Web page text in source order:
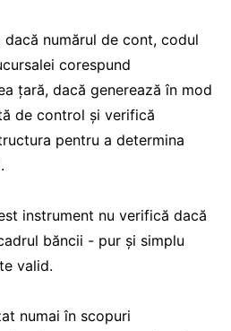
numărul de cont, codul
corespund
țară, dacă generează în mod
de control și verifică
pentru a determina
instrument nu verifică dacă
băncii - pur și simplu
valid.
numai în scopuri